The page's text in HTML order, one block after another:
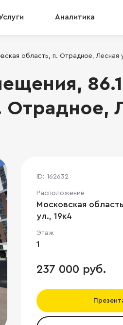
Аналитика
область, п. Отрадное, Лесная
Отрадное,
ID: 162632
Расположение
Московская
ул., 19к4
Этаж
1
237 000 руб.